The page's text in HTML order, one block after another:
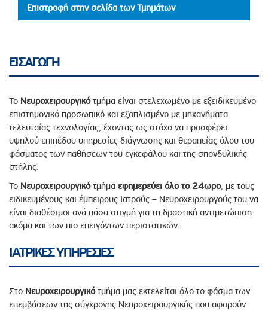
Επιστροφή στην σελίδα των Τμημάτων
ΕΙΣΑΓΩΓΗ
Το Νευροχειρουργικότμήμα είναι στελεχωμένο με εξειδικευμένο
επιστημονικό προσωπικό και εξοπλισμένο με μηχανήματα
τελευταίας τεχνολογίας, έχοντας ως στόχο να προσφέρει
υψηλού επιπέδου υπηρεσίες διάγνωσης και θεραπείας όλου του
φάσματος των παθήσεων του εγκεφάλου και της σπονδυλικής
στήλης.
Το Νευροχειρουργικότμήμα εφημερεύει όλο το 24ωρο, με τους
ειδικευμένους και έμπειρους Ιατρούς – Νευροχειρουργούς του να
είναι διαθέσιμοι ανά πάσα στιγμή για τη δραστική αντιμετώπιση
ακόμα και των πιο επειγόντων περιστατικών.
ΙΑΤΡΙΚΕΣ ΥΠΗΡΕΣΙΕΣ
Στο Νευροχειρουργικότμήμα μας εκτελείται όλο το φάσμα των
επεμβάσεων της σύγχρονης Νευροχειρουργικής που αφορούν